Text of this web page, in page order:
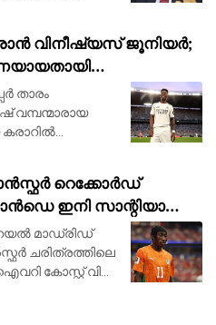
വിനീഷ്യസ് ജൂനിയർ;
ദ അത്‌ലറ്റിക്കും
താരം
വമ്പന്മാരായ
ട്രാൻസ്ഫർ
റെക്കോർഡ്
ഇനി സാന്റിയാഗോ
മാഡ്രിഡ്
ചരിത്രത്തിലെ
കോസ്റ്റ് വിങ്
(Yan